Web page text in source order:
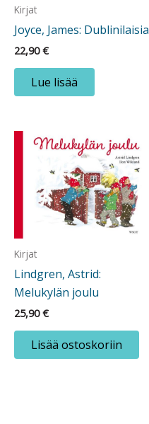
Kirjat
Joyce, James: Dublinilaisia
22,90€
Lue lisää
Kirjat
Lindgren, Astrid:
Melukylän joulu
25,90€
Lisää ostoskoriin